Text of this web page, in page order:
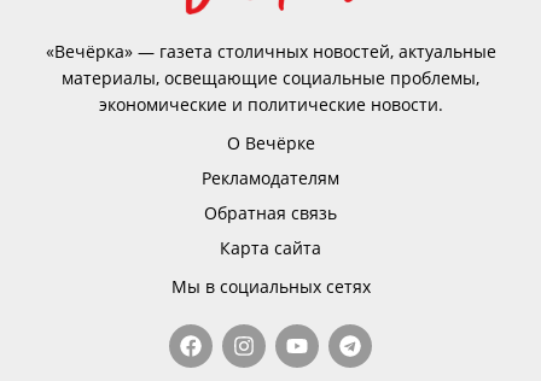
«Вечёрка» — газета столичных новостей, актуальные
материалы, освещающие социальные проблемы,
экономические и политические новости.
О Вечёрке
Рекламодателям
Обратная связь
Карта сайта
Мы в социальных сетях